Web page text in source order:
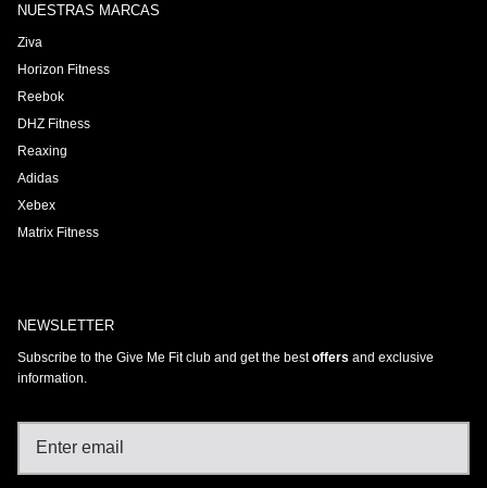
NUESTRAS MARCAS
Ziva
Horizon Fitness
Reebok
DHZ Fitness
Reaxing
Adidas
Xebex
Matrix Fitness
NEWSLETTER
Subscribe to the Give Me Fit club and get the bestoffers and exclusive
information.